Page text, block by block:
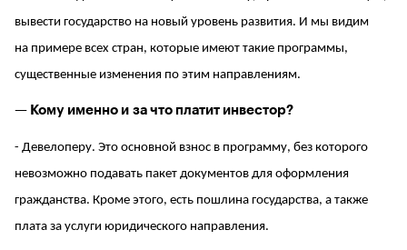
вывести государство на новый уровень развития. И мы видим
на примере всех стран, которые имеют такие программы,
существенные изменения по этим направлениям.
— Кому именно и за что платит инвестор?
- Девелоперу. Это основной взнос в программу, без которого
невозможно подавать пакет документов для оформления
гражданства. Кроме этого, есть пошлина государства, а также
плата за услуги юридического направления.